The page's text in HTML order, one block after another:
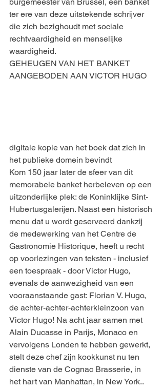
ter ere van deze uitstekende schrijver
die zich bezighoudt met sociale
rechtvaardigheid en menselijke
waardigheid.
GEHEUGEN VAN HET BANKET
AANGEBODEN AAN VICTOR HUGO
digitale kopie van het boek dat zich in
het publieke domein bevindt
Kom 150 jaar later de sfeer van dit
memorabele banket herbeleven op een
uitzonderlijke plek: de Koninklijke Sint-
Hubertusgalerijen. Naast een historisch
menu dat u wordt geserveerd dankzij
de medewerking van het Centre de
Gastronomie Historique, heeft u recht
op voorlezingen van teksten - inclusief
een toespraak - door Victor Hugo,
evenals de aanwezigheid van een
vooraanstaande gast: Florian V. Hugo,
de achter-achter-achterkleinzoon van
Victor Hugo! Na acht jaar samen met
Alain Ducasse in Parijs, Monaco en
vervolgens Londen te hebben gewerkt,
stelt deze chef zijn kookkunst nu ten
dienste van de Cognac Brasserie, in
het hart van Manhattan, in New York..